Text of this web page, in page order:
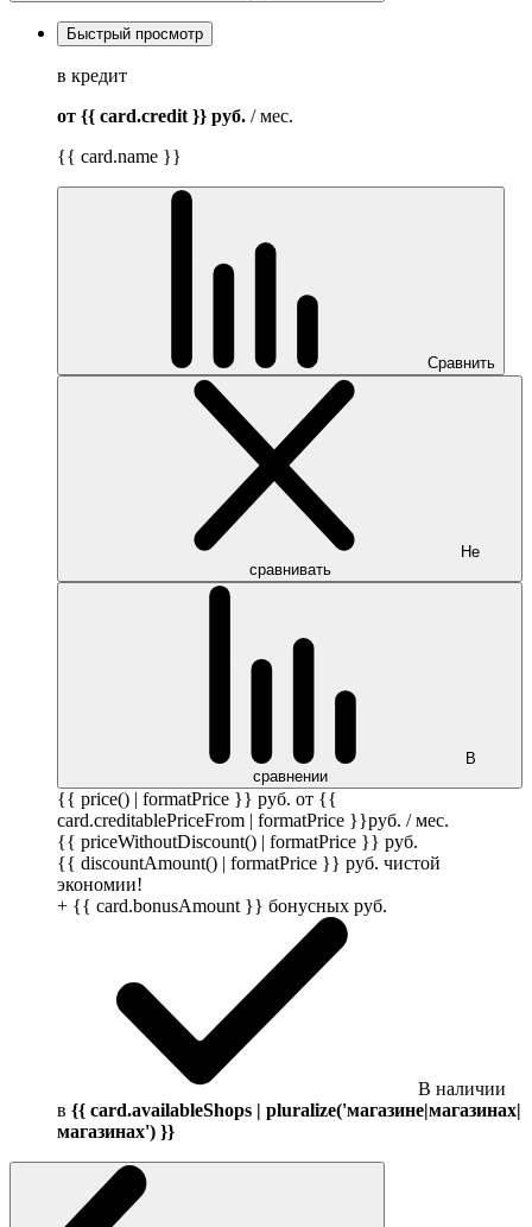
Быстрый просмотр
в кредит
от {{ card.credit }} руб. / мес.
{{ card.name }}
Сравнить
Не
сравнивать
В
сравнении
{{ price() | formatPrice }} руб. от {{
card.creditablePriceFrom | formatPrice }}руб. / мес.
{{ priceWithoutDiscount() | formatPrice }} руб.
{{ discountAmount() | formatPrice }} руб. чистой
экономии!
+ {{ card.bonusAmount }} бонусных руб.
В наличии
в {{ card.availableShops | pluralize('магазине|магазинах|
магазинах') }}